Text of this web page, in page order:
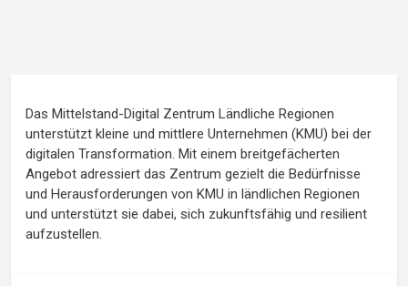
Das Mittelstand-Digital Zentrum Ländliche Regionen
unterstützt kleine und mittlere Unternehmen (KMU) bei der
digitalen Transformation. Mit einem breitgefächerten
Angebot adressiert das Zentrum gezielt die Bedürfnisse
und Herausforderungen von KMU in ländlichen Regionen
und unterstützt sie dabei, sich zukunftsfähig und resilient
aufzustellen.